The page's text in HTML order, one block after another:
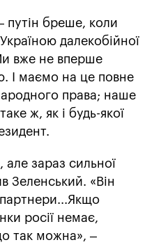
путін бреше, коли
далекобійної
вже не вперше
І маємо на це повне
права; наше
ж, як і будь-якої
але зараз сильної
Зеленський. «Він
партнери...Якщо
росії немає,
так можна», –